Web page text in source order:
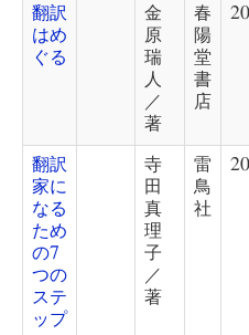
翻訳
はめ
ぐる
金
原
瑞
人
／
著
春
陽
堂
書
店
翻訳
家に
なる
ため
の7
つの
ステ
ップ
寺
田
真
理
子
／
著
雷
鳥
社